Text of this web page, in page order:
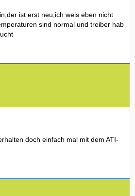
ist erst neu,ich weis eben nicht
sind normal und treiber hab
doch einfach mal mit dem ATI-